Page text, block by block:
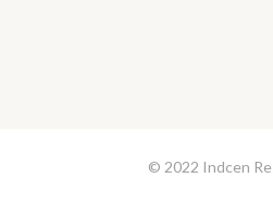
© 2022 Indcen